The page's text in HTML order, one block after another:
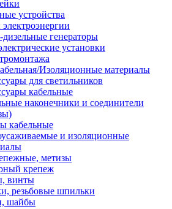
устройства
дизельные генераторы
установки
Изоляционные материалы
для светильников
кабельные
наконечники и соединители
кабельные
и изоляционные
метизы
крепеж
винты
резьбовые шпильки
шайбы